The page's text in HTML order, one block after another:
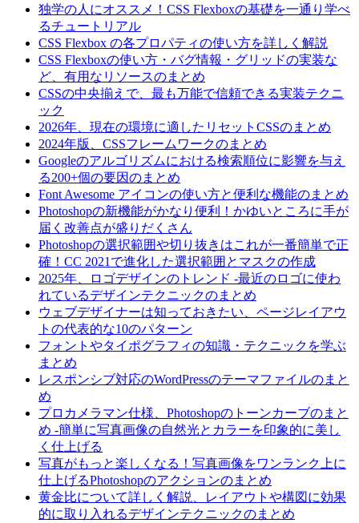
独学の人にオススメ！CSS Flexboxの基礎を一通り学べ
るチュートリアル
CSS Flexbox の各プロパティの使い方を詳しく解説
CSS Flexboxの使い方・バグ情報・グリッドの実装な
ど、有用なリソースのまとめ
CSSの中央揃えで、最も万能で信頼できる実装テクニ
ック
2026年、現在の環境に適したリセットCSSのまとめ
2024年版、CSSフレームワークのまとめ
Googleのアルゴリズムにおける検索順位に影響を与え
る200+個の要因のまとめ
Font Awesome アイコンの使い方と便利な機能のまとめ
Photoshopの新機能がかなり便利！かゆいところに手が
届く改善点が盛りだくさん
Photoshopの選択範囲や切り抜きはこれが一番簡単で正
確！CC 2021で進化した選択範囲とマスクの作成
2025年、ロゴデザインのトレンド -最近のロゴに使わ
れているデザインテクニックのまとめ
ウェブデザイナーは知っておきたい、ページレイアウ
トの代表的な10のパターン
フォントやタイポグラフィの知識・テクニックを学ぶ
まとめ
レスポンシブ対応のWordPressのテーマファイルのまと
め
プロカメラマン仕様、Photoshopのトーンカーブのまと
め -簡単に写真画像の自然光とカラーを印象的に美し
く仕上げる
写真がもっと楽しくなる！写真画像をワンランク上に
仕上げるPhotoshopのアクションのまとめ
黄金比について詳しく解説、レイアウトや構図に効果
的に取り入れるデザインテクニックのまとめ